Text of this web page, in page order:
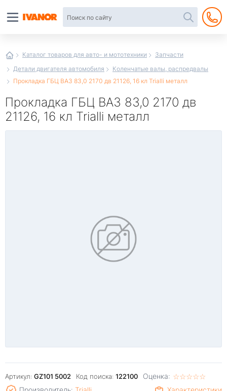
Каталог товаров для авто- и мототехники
Запчасти
Детали двигателя автомобиля
Коленчатые валы, распредвалы
Прокладка ГБЦ ВАЗ 83,0 2170 дв 21126, 16 кл Trialli металл
Прокладка ГБЦ ВАЗ 83,0 2170 дв
21126, 16 кл Trialli металл
Артикул: GZ101 5002 Код поиска: 122100 Оценка: ☆☆☆☆☆
★★★★★
интернет-